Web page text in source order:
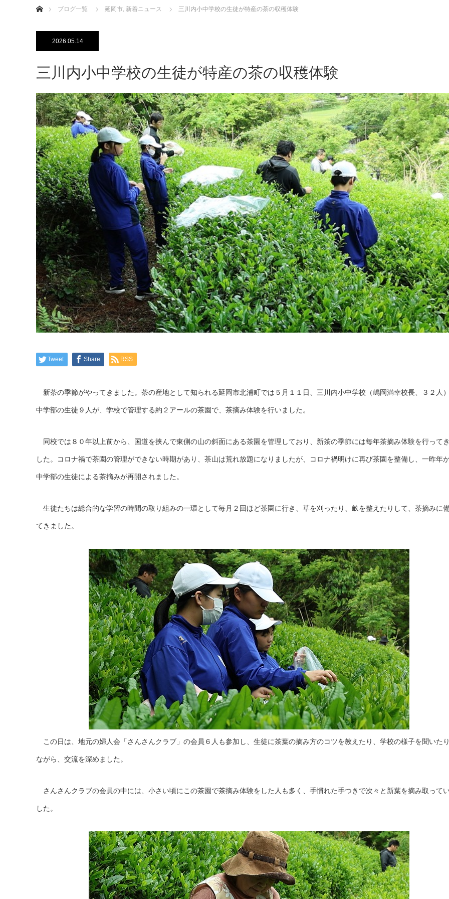
ブログ一覧
延岡市, 新着ニュース 三川内小中学校の生徒が特産の茶の収穫体験
2026.05.14
三川内小中学校の生徒が特産の茶の収穫体験
Tweet Share RSS
新茶の季節がやってきました。茶の産地として知られる延岡市北浦町では５月１１日、三川内小中学校（嶋岡満幸校長、３２人
中学部の生徒９人が、学校で管理する約２アールの茶園で、茶摘み体験を行いました。
同校では８０年以上前から、国道を挟んで東側の山の斜面にある茶園を管理しており、新茶の季節には毎年茶摘み体験を行って
した。コロナ禍で茶園の管理ができない時期があり、茶山は荒れ放題になりましたが、コロナ禍明けに再び茶園を整備し、一昨年
中学部の生徒による茶摘みが再開されました。
生徒たちは総合的な学習の時間の取り組みの一環として毎月２回ほど茶園に行き、草を刈ったり、畝を整えたりして、茶摘みに
てきました。
この日は、地元の婦人会「さんさんクラブ」の会員６人も参加し、生徒に茶葉の摘み方のコツを教えたり、学校の様子を聞いた
ながら、交流を深めました。
さんさんクラブの会員の中には、小さい頃にこの茶園で茶摘み体験をした人も多く、手慣れた手つきで次々と新葉を摘み取って
した。